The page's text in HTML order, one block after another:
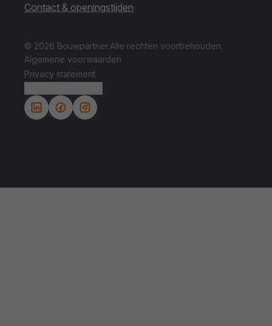
Contact & openingstijden
© 2026 Bouwpartner.Alle rechten voorbehouden.
Algemene voorwaarden
Privacy statement